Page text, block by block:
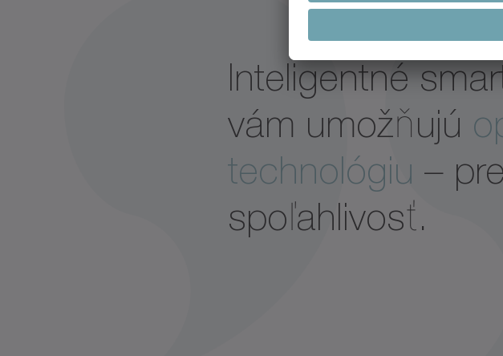
Inteligentné
vám umožňujú
technológiu –
spoľahlivosť.